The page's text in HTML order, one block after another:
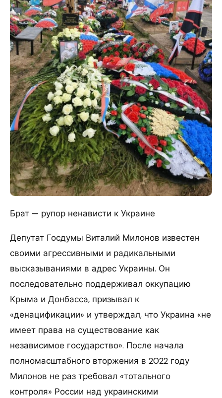
Брат — рупор ненависти к Украине
Депутат Госдумы Виталий Милонов известен
своими агрессивными и радикальными
высказываниями в адрес Украины. Он
последовательно поддерживал оккупацию
Крыма и Донбасса, призывал к
«денацификации» и утверждал, что Украина «не
имеет права на существование как
независимое государство». После начала
полномасштабного вторжения в 2022 году
Милонов не раз требовал «тотального
контроля» России над украинскими